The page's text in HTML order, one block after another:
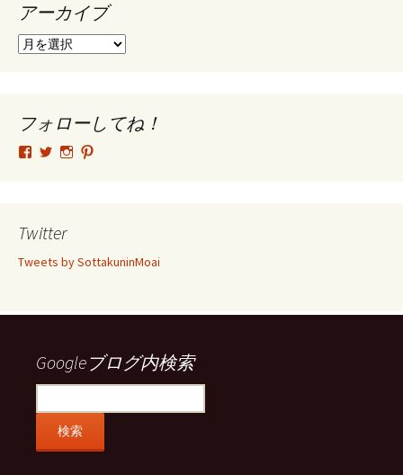
アーカイブ
ア
ブ
フォローしてね！
tsutomu.hattori.33
フ
ー
SottakuninMoai
フ
ー
tsutomu.hattori.33
ー
示
ー
示
Twitter
Tweets by SottakuninMoai
Googleブログ内検索